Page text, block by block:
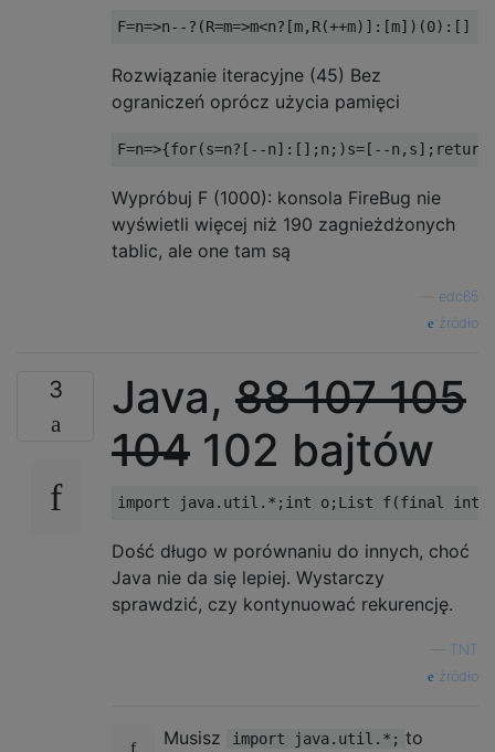
F=n=>n--?(R=m=>m<n?[m, R(++m)]:[m])(0):[]
Rozwiązanie iteracyjne (45) Bez
ograniczeń oprócz użycia pamięci
F=n=>{for(s=n?[--n]:[]; n ;)s=[--n , s]; return
Wypróbuj F (1000): konsola FireBug nie
wyświetli więcej niż 190 zagnieżdżonych
tablic, ale one tam są
edc65
źródło
3 Java, 88107105
104 102 bajtów
Dość długo w porównaniu do innych, choć
Java nie da się lepiej. Wystarczy
sprawdzić, czy kontynuować rekurencję.
TNT
źródło
Musisz import java.util.*; to